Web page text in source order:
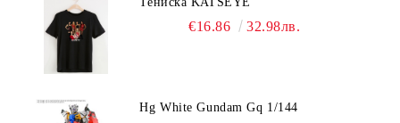
€16.86 32.98лв.
Hg White Gundam Gq 1/144